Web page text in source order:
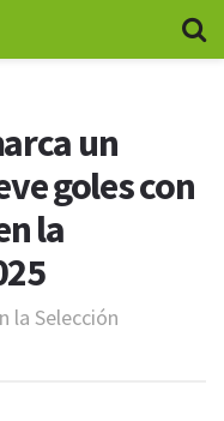
un
goles con
la
la Selección